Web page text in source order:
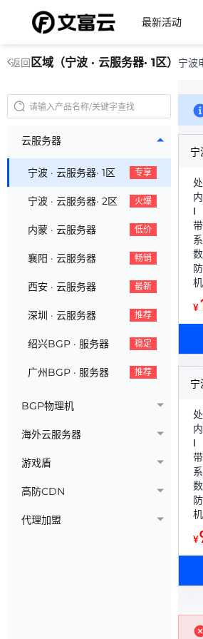
最新活动
返回 区域（宁波 · 云服务器· 1区） 宁波
云服务器
宁波 · 云服务器· 1区 专享
宁波 · 云服务器· 2区 火爆
内蒙 · 云服务器 低价
襄阳 · 云服务器 畅销
西安 · 云服务器 最新
深圳 · 云服务器 推荐
绍兴BGP · 服务器 稳定
广州BGP · 服务器 推荐
BGP物理机
海外云服务器
游戏盾
高防CDN
代理加盟
宁
I
¥
宁
I
¥